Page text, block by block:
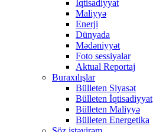
İqtisadiyyat
Maliyyə
Enerji
Dünyada
Mədəniyyət
Foto sessiyalar
Aktual Reportaj
Buraxılışlar
Bülleten Siyasət
Bülleten İqtisadiyyat
Bülleten Maliyyə
Bülleten Energetika